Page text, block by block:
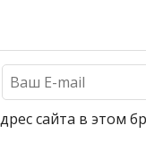
сайта в этом